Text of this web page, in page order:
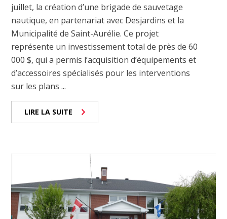
juillet, la création d’une brigade de sauvetage
nautique, en partenariat avec Desjardins et la
Municipalité de Saint-Aurélie. Ce projet
représente un investissement total de près de 60
000 $, qui a permis l’acquisition d’équipements et
d’accessoires spécialisés pour les interventions
sur les plans ...
LIRE LA SUITE